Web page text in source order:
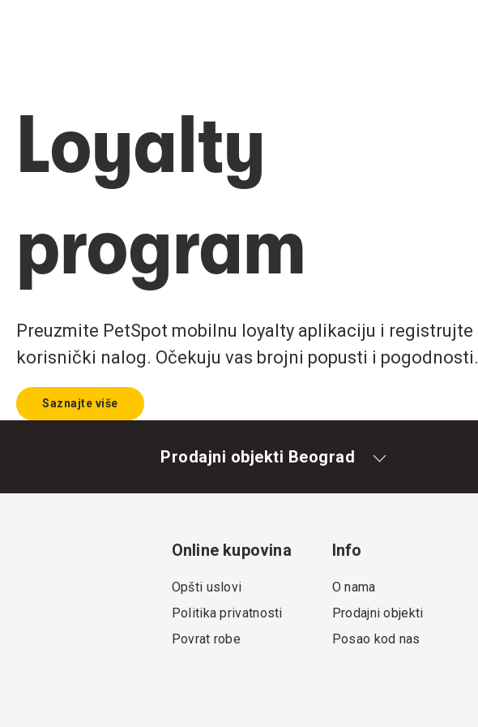
Loyalty
program
Preuzmite PetSpot mobilnu loyalty aplikaciju i registrujte
korisnički nalog. Očekuju vas brojni popusti i pogodnosti.
Saznajte više
Prodajni objekti Beograd
Online kupovina
Opšti uslovi
Politika privatnosti
Povrat robe
Info
O nama
Prodajni objekti
Posao kod nas